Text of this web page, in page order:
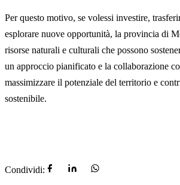
Per questo motivo, se volessi investire,
esplorare nuove opportunità, la provincia di
risorse naturali e culturali che possono
un approccio pianificato e la collaborazione
massimizzare il potenziale del territorio e
sostenibile.
Condividi: